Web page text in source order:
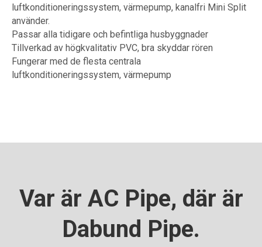
luftkonditioneringssystem, värmepump, kanalfri Mini Split
använder.
Passar alla tidigare och befintliga husbyggnader
Tillverkad av högkvalitativ PVC, bra skyddar rören
Fungerar med de flesta centrala
luftkonditioneringssystem, värmepump
Var är AC Pipe, där är
Dabund Pipe.